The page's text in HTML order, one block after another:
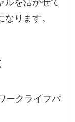
を活かせて
ります。
ークライフバ